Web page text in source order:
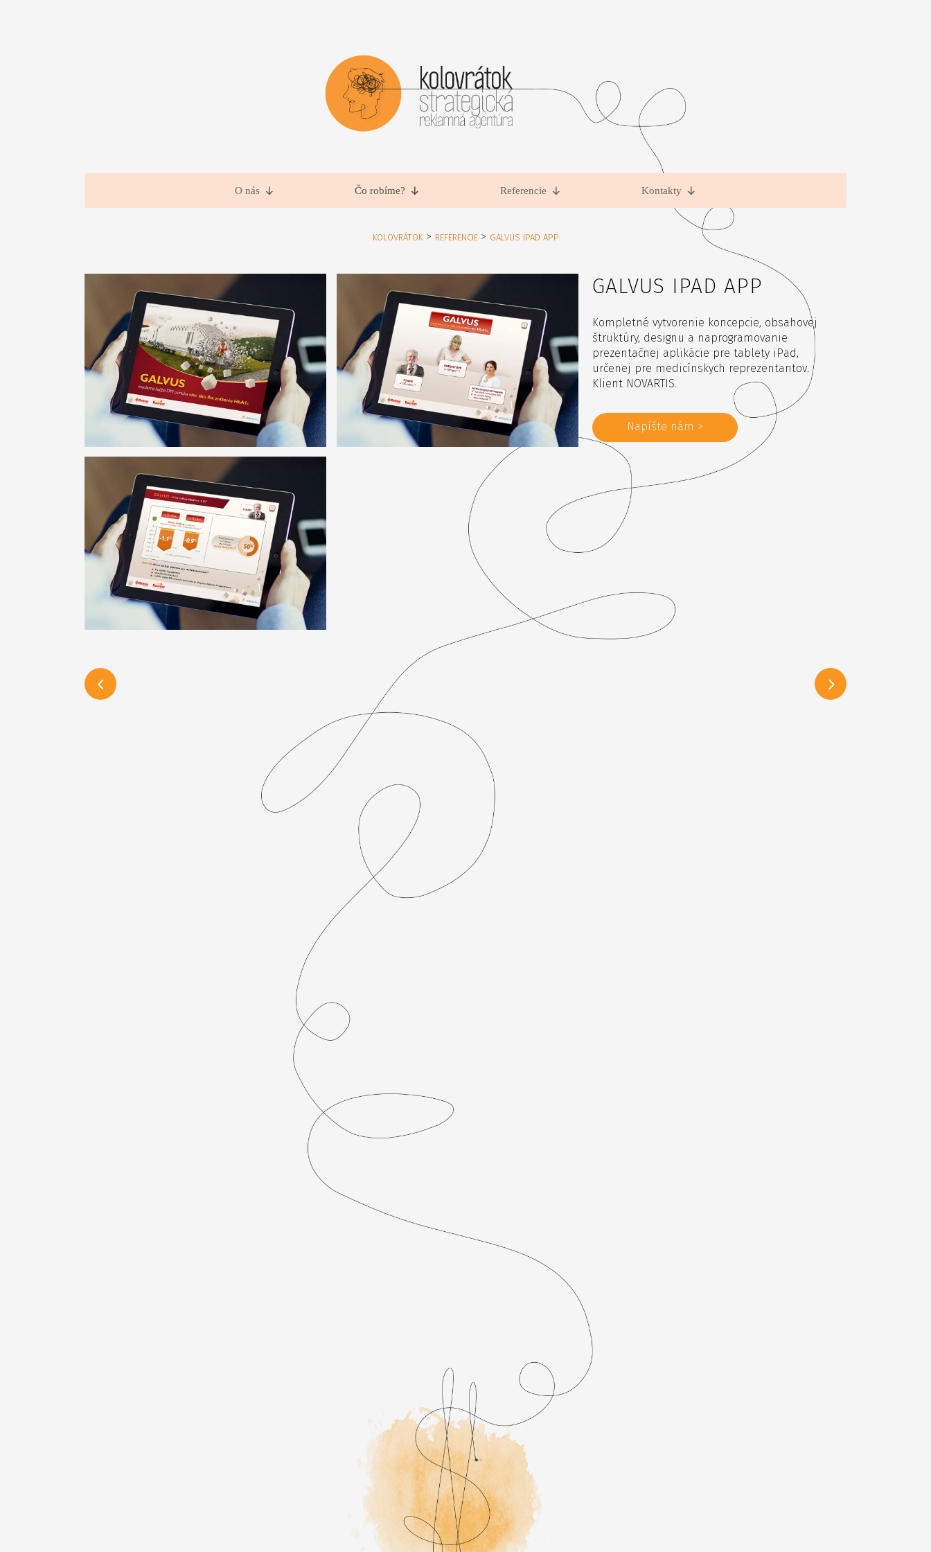
O nás Čo robíme? Referencie Kontakty
KOLOVRÁTOK > REFERENCIE > GALVUS IPAD APP
GALVUS IPAD APP
Kompletné vytvorenie koncepcie, obsahovej
štruktúry, designu a naprogramovanie
prezentačnej aplikácie pre tablety iPad,
určenej pre medicínskych reprezentantov.
Klient NOVARTIS.
Napíšte nám >